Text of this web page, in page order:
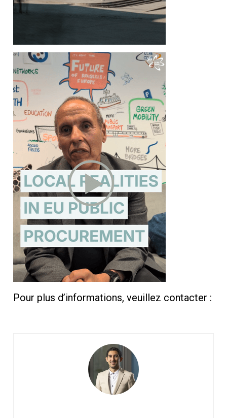
Pour plus d’informations, veuillez contacter :